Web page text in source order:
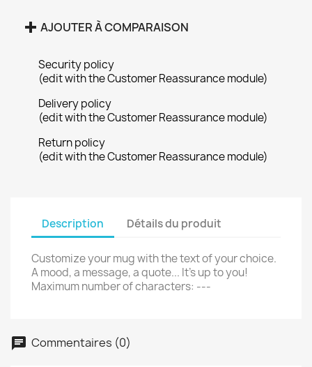
AJOUTER À COMPARAISON
Security policy
(edit with the Customer Reassurance module)
Delivery policy
(edit with the Customer Reassurance module)
Return policy
(edit with the Customer Reassurance module)
Description Détails du produit
Customize your mug with the text of your choice.
A mood, a message, a quote... It's up to you!
Maximum number of characters: ---
Commentaires (0)
Annuler